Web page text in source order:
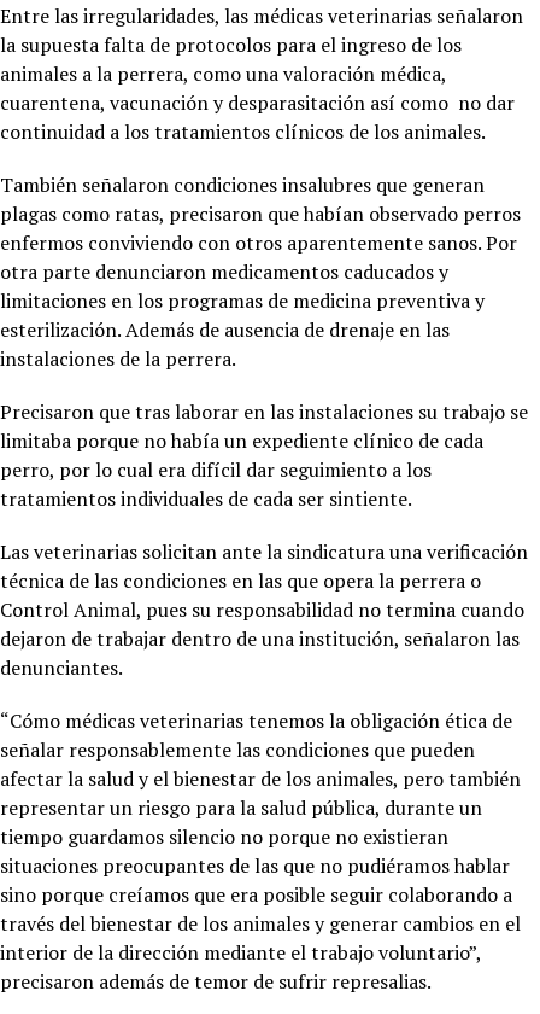
Entre las irregularidades, las médicas veterinarias señalaron
la supuesta falta de protocolos para el ingreso de los
animales a la perrera, como una valoración médica,
cuarentena, vacunación y desparasitación así como no dar
continuidad a los tratamientos clínicos de los animales.
También señalaron condiciones insalubres que generan
plagas como ratas, precisaron que habían observado perros
enfermos conviviendo con otros aparentemente sanos. Por
otra parte denunciaron medicamentos caducados y
limitaciones en los programas de medicina preventiva y
esterilización. Además de ausencia de drenaje en las
instalaciones de la perrera.
Precisaron que tras laborar en las instalaciones su trabajo se
limitaba porque no había un expediente clínico de cada
perro, por lo cual era difícil dar seguimiento a los
tratamientos individuales de cada ser sintiente.
Las veterinarias solicitan ante la sindicatura una verificación
técnica de las condiciones en las que opera la perrera o
Control Animal, pues su responsabilidad no termina cuando
dejaron de trabajar dentro de una institución, señalaron las
denunciantes.
“Cómo médicas veterinarias tenemos la obligación ética de
señalar responsablemente las condiciones que pueden
afectar la salud y el bienestar de los animales, pero también
representar un riesgo para la salud pública, durante un
tiempo guardamos silencio no porque no existieran
situaciones preocupantes de las que no pudiéramos hablar
sino porque creíamos que era posible seguir colaborando a
través del bienestar de los animales y generar cambios en el
interior de la dirección mediante el trabajo voluntario”,
precisaron además de temor de sufrir represalias.